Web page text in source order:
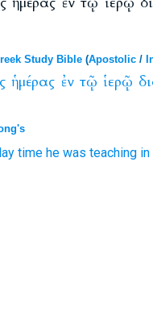
Study Bible(Apostolic/
ἡμέρας ἐν τῷ ἱερῷ
time he was teaching in